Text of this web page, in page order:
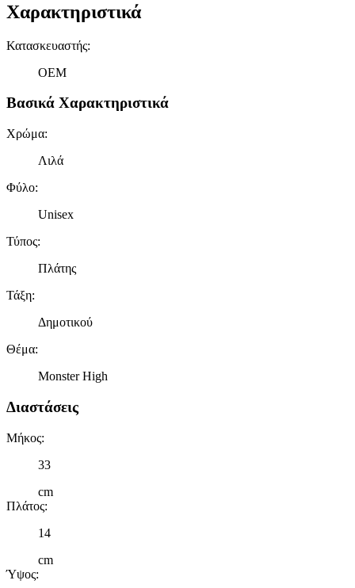
Χαρακτηριστικά
Κατασκευαστής:
OEM
Βασικά Χαρακτηριστικά
Χρώμα:
Λιλά
Φύλο:
Unisex
Τύπος:
Πλάτης
Τάξη:
Δημοτικού
Θέμα:
Monster High
Διαστάσεις
Μήκος:
33
cm
Πλάτος:
14
cm
Ύψος: